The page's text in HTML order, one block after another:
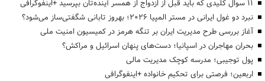
۱۱ سوال کلیدی که باید قبل از ازدواج از همسر آینده‌تان بپرسید +اینفوگرافی
نبرد دو غول ایرانی در مستر المپیا ۲۰۲۶؛ بهروز تابانی شگفتی‌ساز می‌شود؟
آغاز بررسی طرح مدیریت ایران بر تنگه هرمز در کمیسیون امنیت ملی
بحران مهاجران در اسپانیا؛ دست‌های پنهان اسرائیل و مراکش؟
پول توجیبی؛ مدرسه کوچک مدیریت مالی
اربعین؛ فرصتی برای تحکیم خانواده +اینفوگرافی